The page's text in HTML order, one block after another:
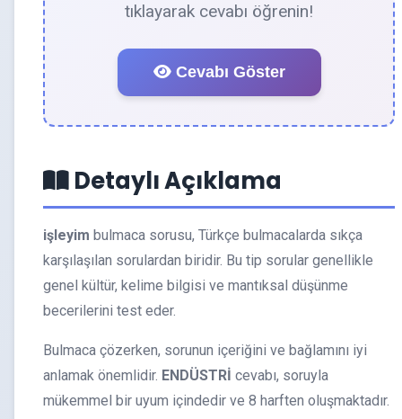
tıklayarak cevabı öğrenin!
Cevabı Göster
Detaylı Açıklama
işleyim bulmaca sorusu, Türkçe bulmacalarda sıkça
karşılaşılan sorulardan biridir. Bu tip sorular genellikle
genel kültür, kelime bilgisi ve mantıksal düşünme
becerilerini test eder.
Bulmaca çözerken, sorunun içeriğini ve bağlamını iyi
anlamak önemlidir. ENDÜSTRİ cevabı, soruyla
mükemmel bir uyum içindedir ve 8 harften oluşmaktadır.